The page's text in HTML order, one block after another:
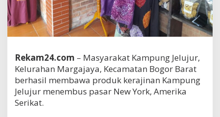
Rekam24.com – Masyarakat Kampung Jelujur,
Kelurahan Margajaya, Kecamatan Bogor Barat
berhasil membawa produk kerajinan Kampung
Jelujur menembus pasar New York, Amerika
Serikat.